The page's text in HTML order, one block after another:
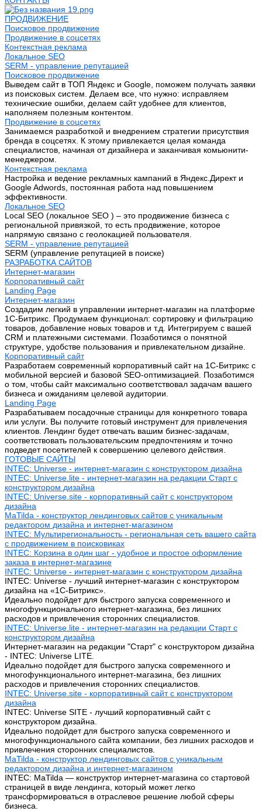
ПРОДВИЖЕНИЕ
Поисковое продвижение
Продвижение в соцсетях
Контекстная реклама
Локальное SEO
SERM - управление репутацией
Поисковое продвижение
Выведем сайт в ТОП Яндекс и Google, поможем получать заявки
из поисковых систем. Делаем все, что нужно: исправляем
технические ошибки, делаем сайт удобнее для клиентов,
наполняем полезным контентом.
Продвижение в соцсетях
Занимаемся разработкой и внедрением стратегии присутствия
бренда в соцсетях. К этому привлекается целая команда
специалистов, начиная от дизайнера и заканчивая комьюнити-
менеджером.
Контекстная реклама
Настройка и ведение рекламных кампаний в Яндекс.Директ и
Google Adwords, постоянная работа над повышением
эффективности.
Локальное SEO
Local SEO (локальное SEO ) – это продвижение бизнеса с
региональной привязкой, то есть продвижение, которое
напрямую связано с геолокацией пользователя.
SERM - управление репутацией
SERM (управление репутацией в поиске)
РАЗРАБОТКА САЙТОВ
Интернет-магазин
Корпоративный сайт
Landing Page
Интернет-магазин
Создадим легкий в управлении интернет-магазин на платформе
1С-Битрикс. Продумаем функционал: сортировку и фильтрацию
товаров, добавление новых товаров и т.д. Интегрируем с вашей
CRM и платежными системами. Позаботимся о понятной
структуре, удобстве пользования и привлекательном дизайне.
Корпоративный сайт
Разработаем современный корпоративный сайт на 1С-Битрикс с
мобильной версией и базовой SEO-оптимизацией. Позаботимся
о том, чтобы сайт максимально соответствовал задачам вашего
бизнеса и ожиданиям целевой аудитории.
Landing Page
Разрабатываем посадочные страницы для конкретного товара
или услуги. Вы получите готовый инструмент для привлечения
клиентов. Лендинг будет отвечать вашим бизнес-задачам,
соответствовать пользовательским предпочтениям и точно
подведет посетителей к совершению целевого действия.
ГОТОВЫЕ САЙТЫ
INTEC: Universe - интернет-магазин с конструктором дизайна
INTEC: Universe.lite - интернет-магазин на редакции Старт с
конструктором дизайна
INTEC: Universe.site - корпоративный сайт с конструктором
дизайна
MaTilda - конструктор лендинговых сайтов с уникальным
редактором дизайна и интернет-магазином
INTEC: Мультирегиональность - региональная сеть вашего сайта
с продвижением в поисковиках
INTEC: Корзина в один шаг - удобное и простое оформление
заказа в интернет-магазине
INTEC: Universe - интернет-магазин с конструктором дизайна
INTEC: Universe - лучший интернет-магазин с конструктором
дизайна на «1C-Битрикс».
Идеально подойдет для быстрого запуска современного и
многофункционального интернет-магазина, без лишних
расходов и привлечения сторонних специалистов.
INTEC: Universe.lite - интернет-магазин на редакции Старт с
конструктором дизайна
Интернет-магазин на редакции "Старт" с конструктором дизайна
- INTEC: Universe LITE.
Идеально подойдет для быстрого запуска современного и
многофункционального интернет-магазина, без лишних
расходов и привлечения сторонних специалистов.
INTEC: Universe.site - корпоративный сайт с конструктором
дизайна
INTEC: Universe SITE - лучший корпоративный сайт с
конструктором дизайна.
Идеально подойдет для быстрого запуска современного и
многофункционального сайта компании, без лишних расходов и
привлечения сторонних специалистов.
MaTilda - конструктор лендинговых сайтов с уникальным
редактором дизайна и интернет-магазином
INTEC: MaTilda — конструктор интернет-магазина со стартовой
страницей в виде лендинга, который может легко
трансформироваться в отраслевое решение любой сферы
бизнеса.